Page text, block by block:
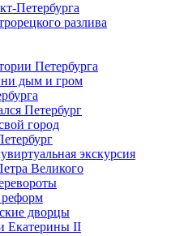
Петербурга
разлива
Петербурга
дым и гром
Петербург
город
экскурсия
Великого
реформ
дворцы
Екатерины II